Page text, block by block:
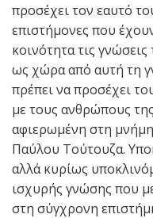
προσέχει τον εαυτό
επιστήμονες που
κοινότητα τις
ως χώρα από αυτή τη
πρέπει να προσέχει
με τους ανθρώπους
αφιερωμένη στη
Παύλου Τούτουζα.
αλλά κυρίως
ισχυρής γνώσης που
στη σύγχρονη